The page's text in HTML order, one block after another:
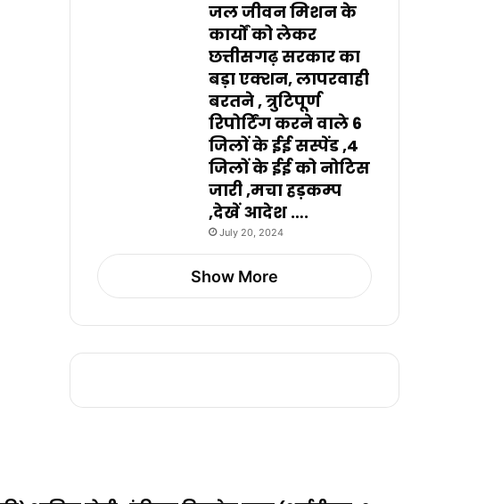
जल जीवन मिशन के
कार्यों को लेकर
छत्तीसगढ़ सरकार का
बड़ा एक्शन, लापरवाही
बरतने , त्रुटिपूर्ण
रिपोर्टिंग करने वाले 6
जिलों के ईई सस्पेंड ,4
जिलों के ईई को नोटिस
जारी ,मचा हड़कम्प
,देखें आदेश ….
July 20, 2024
Show More